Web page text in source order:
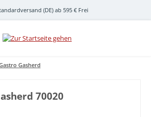
(DE) ab 595 € Frei
Gasherd
70020